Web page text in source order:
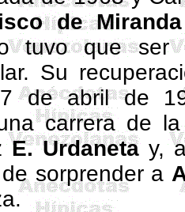
de Miranda
tuvo que ser
Su
de abril de
carrera de
E.Urdanetay, a
sorprender a